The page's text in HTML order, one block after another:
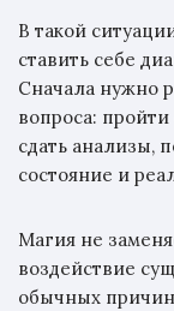
В такой
ставить себе
Сначала нужно
вопроса: пройти
сдать анализы,
состояние и
Магия не
воздействие
обычных